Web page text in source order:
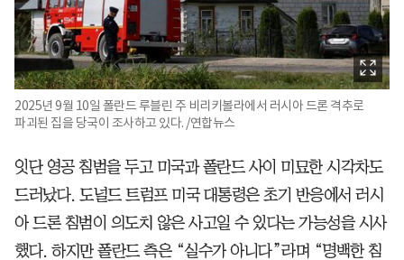
2025년 9월 10일 폴란드 루블린 주 비리키볼라에서 러시아 드론 격추로
파괴된 집을 당국이 조사하고 있다. /연합뉴스
잇단 영공 침범을 두고 미국과 폴란드 사이 미묘한 시각차도
드러났다. 도널드 트럼프 미국 대통령은 초기 반응에서 러시
아 드론 침범이 의도치 않은 사고일 수 있다는 가능성을 시사
했다. 하지만 폴란드 측은 “실수가 아니다”라며 “명백한 침